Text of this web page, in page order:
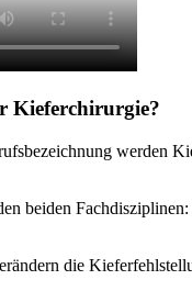
Kieferchirurgie?
werden
beiden
die